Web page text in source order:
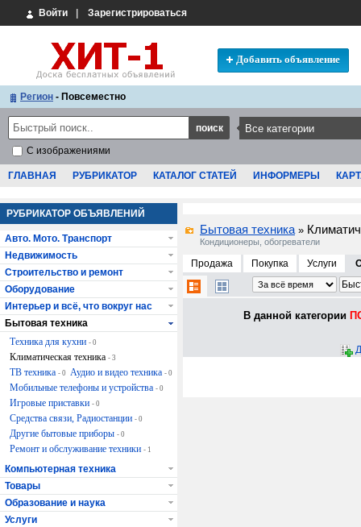
Войти Зарегистрироваться
Добавить объявление
Регион - Повсеместно
С изображениями
ГЛАВНАЯ РУБРИКАТОР КАТАЛОГ СТАТЕЙ ИНФОРМЕРЫ
Бытовая техника »
Кондиционеры, обогреватели
Продажа Покупка Услуги
В данной категории
РУБРИКАТОР ОБЪЯВЛЕНИЙ
Авто. Мото. Транспорт
Недвижимость
Строительство и ремонт
Оборудование
Интерьер и всё, что вокруг нас
Бытовая техника
Техника для кухни - 0
Климатическая техника - 3
ТВ техника - 0 Аудио и видео техника - 0
Мобильные телефоны и устройства - 0
Игровые приставки - 0
Средства связи, Радиостанции - 0
Другие бытовые приборы - 0
Ремонт и обслуживание техники - 1
Компьютерная техника
Товары
Образование и наука
Услуги